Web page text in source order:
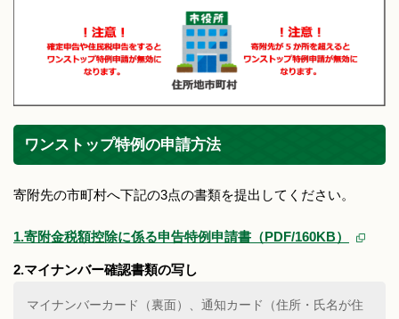
ワンストップ特例の申請方法
寄附先の市町村へ下記の3点の書類を提出してください。
1.寄附金税額控除に係る申告特例申請書（PDF/160KB）
2.マイナンバー確認書類の写し
マイナンバーカード（裏面）、通知カード（住所・氏名が住